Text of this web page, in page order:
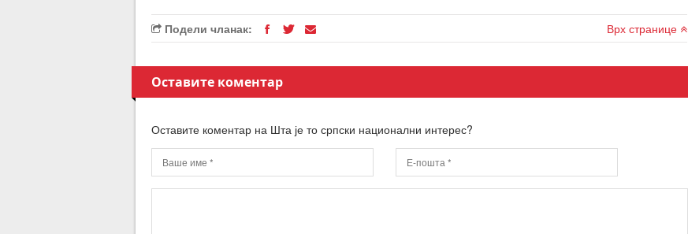
Подели чланак: Врх странице
Оставите коментар
Оставите коментар на Шта је то српски национални интерес?